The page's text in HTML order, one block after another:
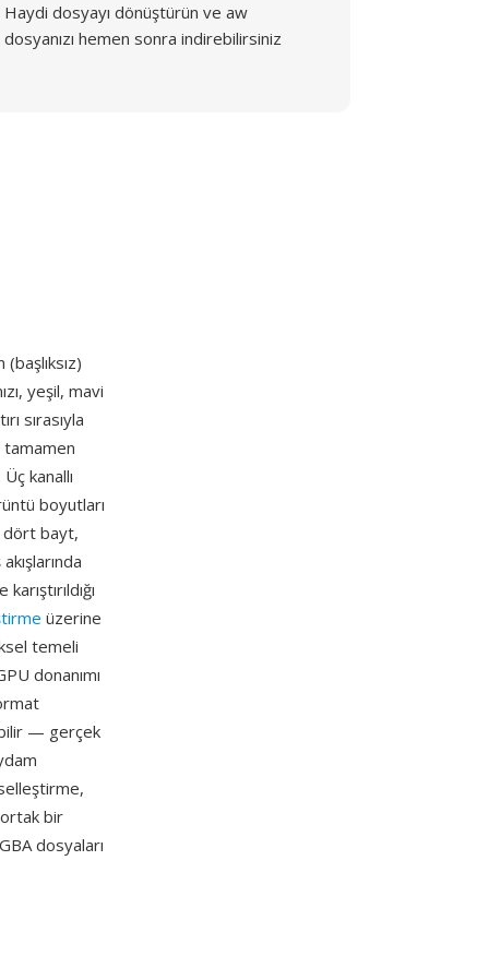
Haydi dosyayı dönüştürün ve aw
dosyanızı hemen sonra indirebilirsiniz
yeşil, mavi
sırasıyla
tamamen
kanallı
boyutları
dört bayt,
üzerine
temeli
donanımı
— gerçek
ortak bir
dosyaları